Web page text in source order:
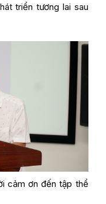
triển tương lai sau
cảm ơn đến tập thể